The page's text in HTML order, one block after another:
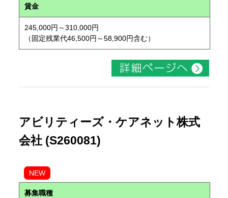
賃金
245,000円～310,000円
（固定残業代46,500円～58,900円含む）
アビリティーズ・ケアネット株式
会社 (S260081)
NEW
募集職種